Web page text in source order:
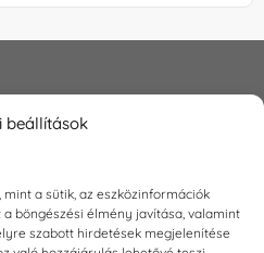
beállítások
a sütik, az eszközinformációk
böngészési élmény javítása, valamint
szabott hirdetések megjelenítése